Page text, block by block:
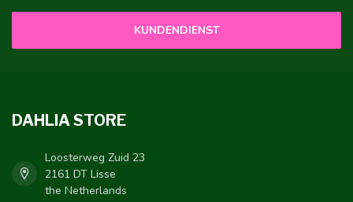
KUNDENDIENST
DAHLIA STORE
Loosterweg Zuid 23
2161 DT Lisse
the Netherlands